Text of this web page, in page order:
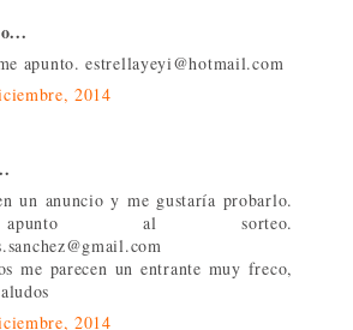
apunto. estrellayeyi@hotmail.com
2014
un anuncio y me gustaría probarlo.
al sorteo.
me parecen un entrante muy freco,
2014